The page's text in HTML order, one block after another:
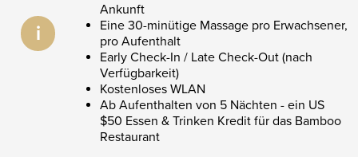
i
Ankunft
Eine 30-minütige Massage pro Erwachsener,
pro Aufenthalt
Early Check-In / Late Check-Out (nach
Verfügbarkeit)
Kostenloses WLAN
Ab Aufenthalten von 5 Nächten - ein US
$50 Essen & Trinken Kredit für das Bamboo
Restaurant